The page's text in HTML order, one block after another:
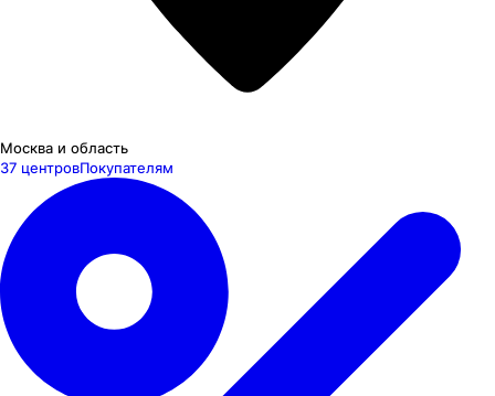
Москва и область
37 центровПокупателям